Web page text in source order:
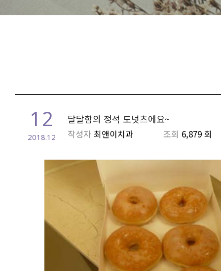
12
2018.12
달달함의 정석 도넛츠에요~
작성자최앤이치과 조회 6,879 회